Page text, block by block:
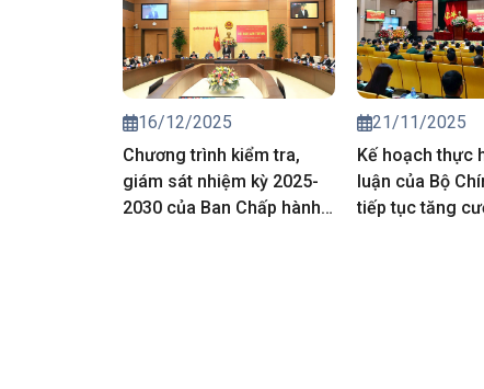
Đảng
16/12/2025
Chương trình kiểm tra,
giám sát nhiệm kỳ 2025-
2030 của Ban Chấp hành
21/11/2025
Kế hoạch thực
luận của Bộ
tiếp tục tăng
công tác cựu